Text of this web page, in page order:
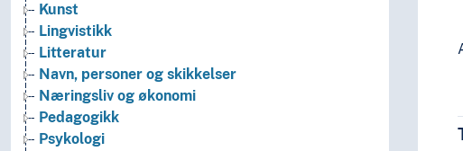
Kunst
Lingvistikk
Litteratur
Navn, personer og skikkelser
Næringsliv og økonomi
Pedagogikk
Psykologi